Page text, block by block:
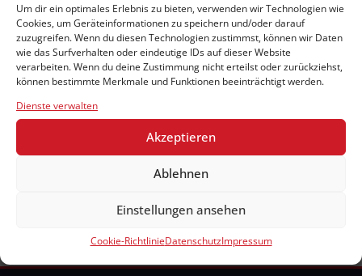
Um dir ein optimales Erlebnis zu bieten, verwenden wir Technologien wie
Cookies, um Geräteinformationen zu speichern und/oder darauf
zuzugreifen. Wenn du diesen Technologien zustimmst, können wir Daten
wie das Surfverhalten oder eindeutige IDs auf dieser Website
verarbeiten. Wenn du deine Zustimmung nicht erteilst oder zurückziehst,
können bestimmte Merkmale und Funktionen beeinträchtigt werden.
Dienste verwalten
Akzeptieren
Ablehnen
Einstellungen ansehen
Cookie-RichtlinieDatenschutzImpressum
Beitragsnavigation
Previous:IMG_5656-portrait-glowczak